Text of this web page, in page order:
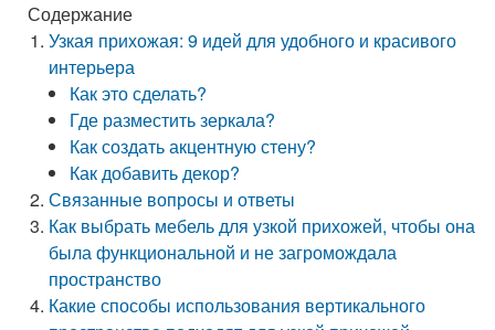
Содержание
Узкая прихожая: 9 идей для удобного и красивого
интерьера
Как это сделать?
Где разместить зеркала?
Как создать акцентную стену?
Как добавить декор?
Связанные вопросы и ответы
Как выбрать мебель для узкой прихожей, чтобы она
была функциональной и не загромождала
пространство
Какие способы использования вертикального